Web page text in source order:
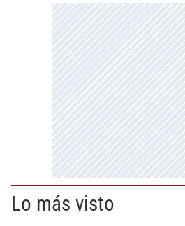
Lo más visto